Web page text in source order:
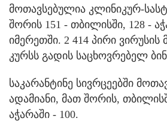
მოთავსებულია კლინიკურ-
შორის 151 - თბილისში, 128 -
იმერეთში. 2 414 პირი
კურსს გადის საცხოვრებელ
საკარანტინე სივრცეებში
ადამიანი, მათ შორის,
აჭარაში - 100.